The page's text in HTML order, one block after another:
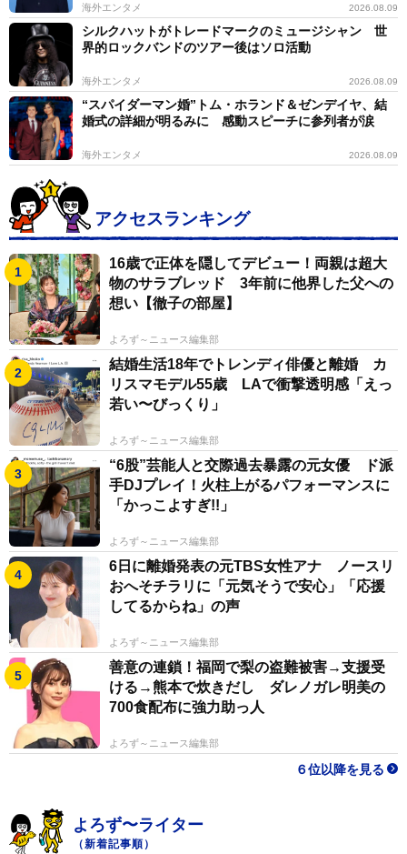
海外エンタメ 2026.08.09
シルクハットがトレードマークのミュージシャン 世
界的ロックバンドのツアー後はソロ活動
海外エンタメ 2026.08.09
“スパイダーマン婚”トム・ホランド＆ゼンデイヤ、結
婚式の詳細が明るみに 感動スピーチに参列者が涙
海外エンタメ 2026.08.09
アクセスランキング
16歳で正体を隠してデビュー！両親は超大
物のサラブレッド 3年前に他界した父への
想い【徹子の部屋】
よろず～ニュース編集部
結婚生活18年でトレンディ俳優と離婚 カ
リスマモデル55歳 LAで衝撃透明感「えっ
若い〜びっくり」
よろず～ニュース編集部
“6股”芸能人と交際過去暴露の元女優 ド派
手DJプレイ！火柱上がるパフォーマンスに
「かっこよすぎ!!」
よろず～ニュース編集部
6日に離婚発表の元TBS女性アナ ノースリ
おへそチラリに「元気そうで安心」「応援
してるからね」の声
よろず～ニュース編集部
善意の連鎖！福岡で梨の盗難被害→支援受
ける→熊本で炊きだし ダレノガレ明美の
700食配布に強力助っ人
よろず～ニュース編集部
６位以降を見る
よろず〜ライター
（新着記事順）